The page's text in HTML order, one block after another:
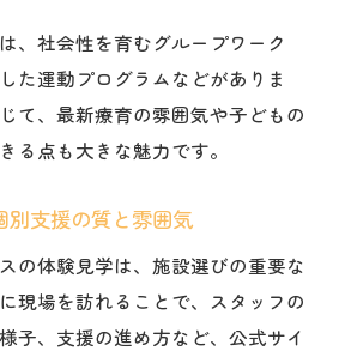
、社会性を育むグループワーク
た運動プログラムなどがありま
て、最新療育の雰囲気や子どもの
る点も大きな魅力です。
別支援の質と雰囲気
の体験見学は、施設選びの重要な
現場を訪れることで、スタッフの
子、支援の進め方など、公式サイ